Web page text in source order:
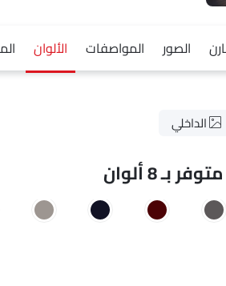
الصور المواصفات الألوان
الداخلي
8 ألوان